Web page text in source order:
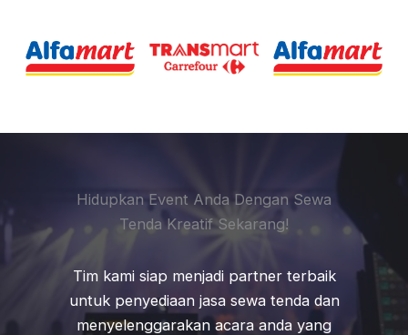
Hidupkan Event Anda Dengan Sewa
Tenda Kreatif Sekarang!
Tim kami siap menjadi partner terbaik
untuk penyediaan jasa sewa tenda dan
menyelenggarakan acara anda yang